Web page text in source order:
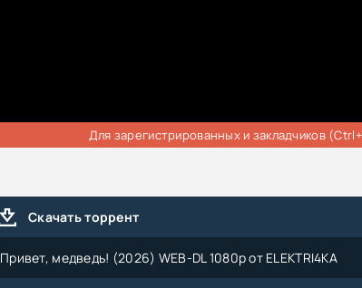
Для зарегистрированных и закладчиков
Скачать торрент
Привет, медведь! (2026) WEB-DL 1080p от ELEKTRI4KA